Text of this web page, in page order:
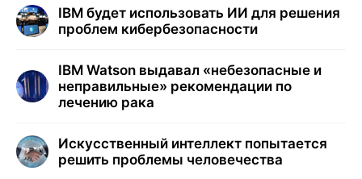
IBM будет использовать ИИ для решения
проблем кибербезопасности
IBM Watson выдавал «небезопасные и
неправильные» рекомендации по
лечению рака
Искусственный интеллект попытается
решить проблемы человечества